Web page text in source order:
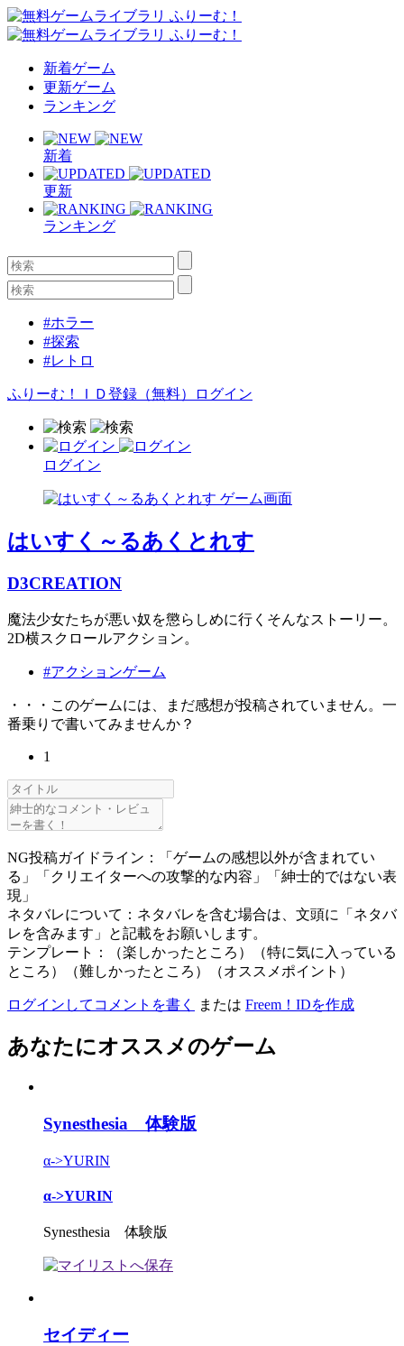
新着ゲーム
更新ゲーム
ランキング
新着
更新
ランキング
#ホラー
#探索
#レトロ
ふりーむ！ＩＤ登録（無料） ログイン
ログイン
はいすく～るあくとれす
D3CREATION
魔法少女たちが悪い奴を懲らしめに行くそんなストーリー。
2D横スクロールアクション。
#アクションゲーム
・・・このゲームには、まだ感想が投稿されていません。一
番乗りで書いてみませんか？
1
NG投稿ガイドライン：「ゲームの感想以外が含まれてい
る」「クリエイターへの攻撃的な内容」「紳士的ではない表
現」
ネタバレについて：ネタバレを含む場合は、文頭に「ネタバ
レを含みます」と記載をお願いします。
テンプレート：（楽しかったところ）（特に気に入っている
ところ）（難しかったところ）（オススメポイント）
ログインしてコメントを書く または Freem！IDを作成
あなたにオススメのゲーム
Synesthesia 体験版
α->YURIN
α->YURIN
Synesthesia 体験版
セイディー